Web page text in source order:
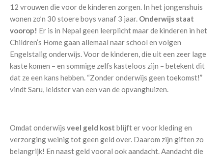
12 vrouwen die voor de kinderen zorgen. In het jongenshuis
wonen zo’n 30 stoere boys vanaf 3 jaar. Onderwijs staat
voorop! Er is in Nepal geen leerplicht maar de kinderen in het
Children’s Home gaan allemaal naar school en volgen
Engelstalig onderwijs. Voor de kinderen, die uit een zeer lage
kaste komen – en sommige zelfs kasteloos zijn – betekent dit
dat ze een kans hebben. “Zonder onderwijs geen toekomst!”
vindt Saru, leidster van een van de opvanghuizen.
Omdat onderwijs veel geld kost blijft er voor kleding en
verzorging weinig tot geen geld over. Daarom zijn giften zo
belangrijk! En naast geld vooral ook aandacht. Aandacht die